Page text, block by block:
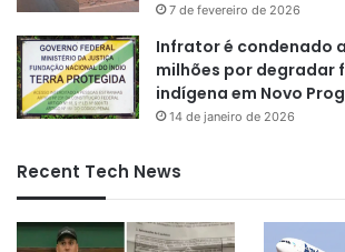
7 de fevereiro de 2026
Infrator é condenado
milhões por degradar
indígena em Novo
14 de janeiro de 2026
Recent Tech News